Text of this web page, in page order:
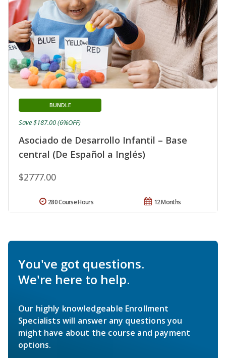
Asociado de Desarrollo Infantil – Base
central (De Español a Inglés)
BUNDLE
$2777.00
Save $187.00 (6%OFF)
12 Months
280 Course Hours
You've got questions.
We're here to help.
Our highly knowledgeable Enrollment
Specialists will answer any questions you
might have about the course and payment
options.